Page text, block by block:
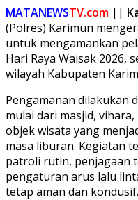
Share
MATANEWSTV.com ||
(Polres) Karimun
untuk mengamankan
Hari Raya Waisak 2026,
wilayah Kabupaten
Pengamanan dilakukan
mulai dari masjid,
objek wisata yang
masa liburan. Kegiatan
patroli rutin, penjagaan
pengaturan arus lalu
tetap aman dan kondusif.